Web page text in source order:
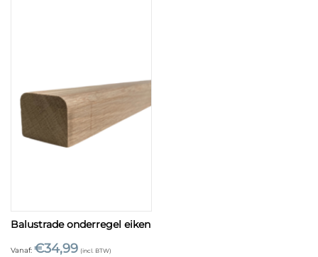
Balustrade onderregel eiken
Vanaf: €34,99 (incl. BTW)